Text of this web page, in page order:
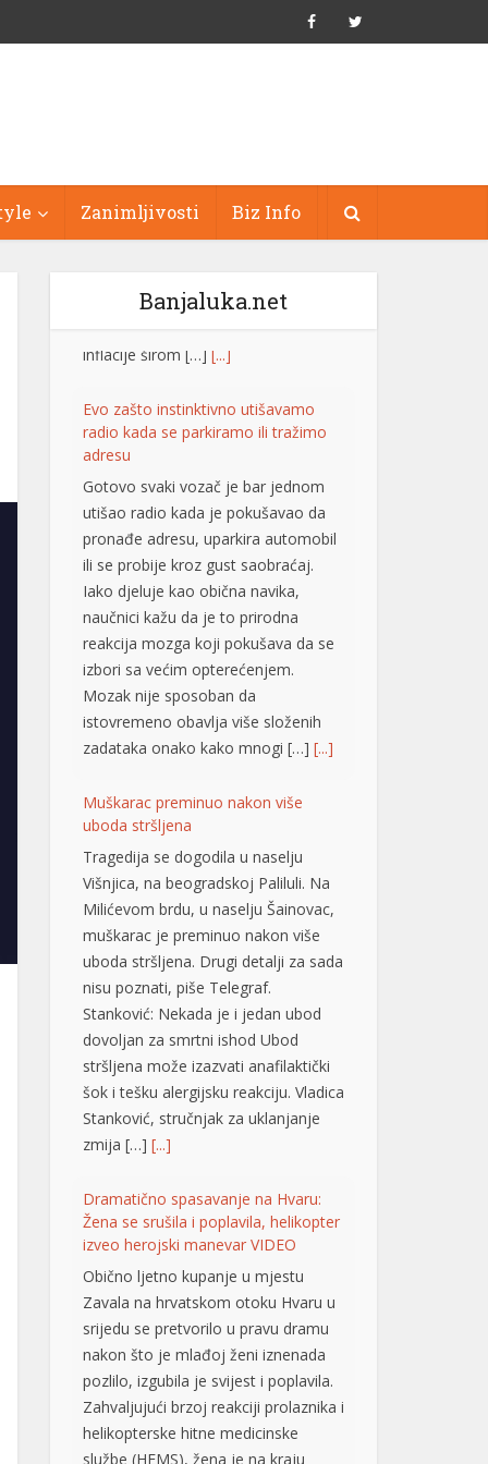
Zanimljivosti Biz Info
Banjaluka.net
adresu
Gotovo svaki vozač je bar jednom
utišao radio kada je pokušavao da
pronađe adresu, uparkira automobil
ili se probije kroz gust saobraćaj.
Iako djeluje kao obična navika,
naučnici kažu da je to prirodna
reakcija mozga koji pokušava da se
izbori sa većim opterećenjem.
Mozak nije sposoban da
istovremeno obavlja više složenih
zadataka onako kako mnogi […][...]
Tragedija se dogodila u naselju
Višnjica, na beogradskoj Paliluli. Na
Milićevom brdu, u naselju Šainovac,
muškarac je preminuo nakon više
uboda stršljena. Drugi detalji za sada
nisu poznati, piše Telegraf.
Stanković: Nekada je i jedan ubod
dovoljan za smrtni ishod Ubod
stršljena može izazvati anafilaktički
šok i tešku alergijsku reakciju. Vladica
Stanković, stručnjak za uklanjanje
zmija […]
[...]
izveo herojski manevar VIDEO
Obično ljetno kupanje u mjestu
Zavala na hrvatskom otoku Hvaru u
srijedu se pretvorilo u pravu dramu
nakon što je mlađoj ženi iznenada
pozlilo, izgubila je svijest i poplavila.
Zahvaljujući brzoj reakciji prolaznika i
helikopterske hitne medicinske
službe (HEMS), žena je na kraju
pokazala znakove oporavka.